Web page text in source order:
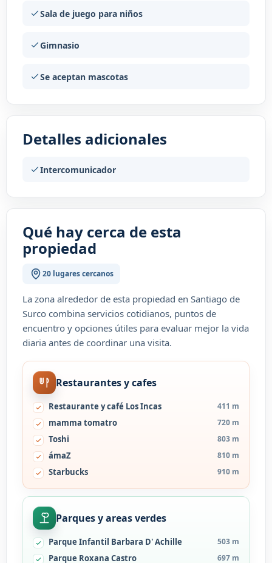
Sala de juego para niños
Gimnasio
Se aceptan mascotas
Detalles adicionales
Intercomunicador
Qué hay cerca de esta
propiedad
20 lugares cercanos
La zona alrededor de esta propiedad en Santiago de
Surco combina servicios cotidianos, puntos de
encuentro y opciones útiles para evaluar mejor la vida
diaria antes de coordinar una visita.
Restaurantes y cafes
Restaurante y café Los Incas 411 m
mamma tomatro 720 m
Toshi 803 m
ámaZ 810 m
Starbucks 910 m
Parques y areas verdes
Parque Infantil Barbara D' Achille 503 m
Parque Roxana Castro 697 m